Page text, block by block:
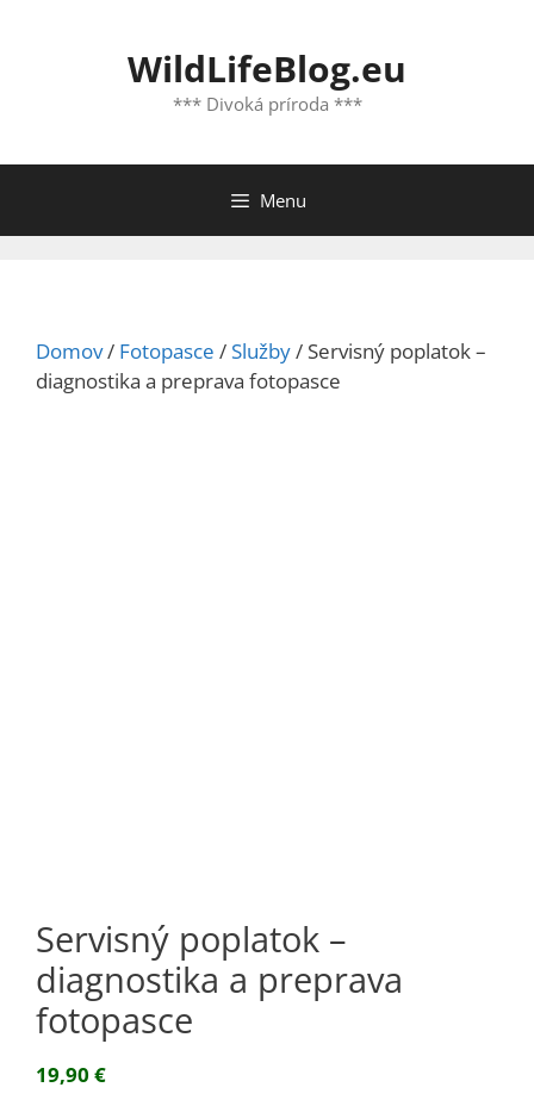
WildLifeBlog.eu
*** Divoká príroda ***
Menu
Domov/ Fotopasce /Služby/ Servisný poplatok –
diagnostika a preprava fotopasce
Servisný poplatok –
diagnostika a preprava
fotopasce
19,90 €